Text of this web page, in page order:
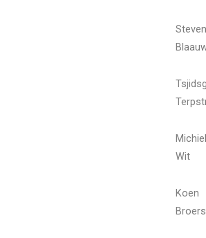
Steven
Wit
Koen
Broers